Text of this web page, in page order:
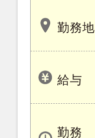
勤務地
給与
勤務